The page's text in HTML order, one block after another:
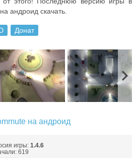
андроид скачать.
Донат
на андроид
игры: 1.4.6
619